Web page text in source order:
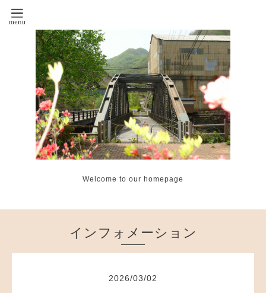
Welcome to our homepage
インフォメーション
2026/03/02